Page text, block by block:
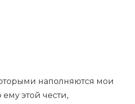
наполняются мои
ему этой чести,